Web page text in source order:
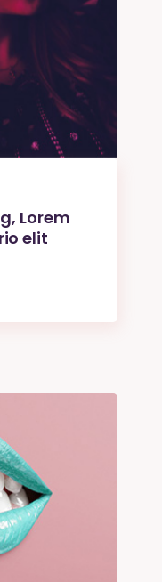
Lorem
elit